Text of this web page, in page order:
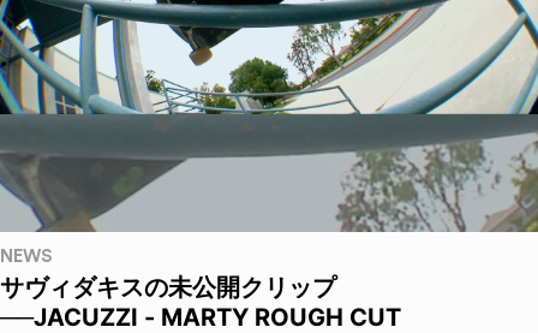
NEWS
サヴィダキスの未公開クリップ
──JACUZZI - MARTY ROUGH CUT